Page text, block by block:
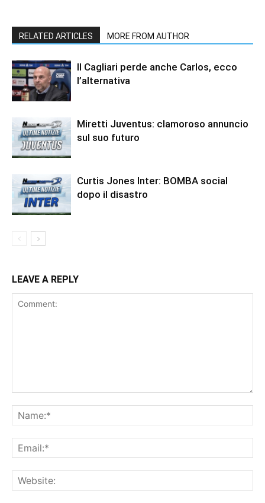
RELATED ARTICLES MORE FROM AUTHOR
Il Cagliari perde anche Carlos, ecco
l’alternativa
Miretti Juventus: clamoroso annuncio
sul suo futuro
Curtis Jones Inter: BOMBA social
dopo il disastro
LEAVE A REPLY